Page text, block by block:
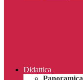
Didattica